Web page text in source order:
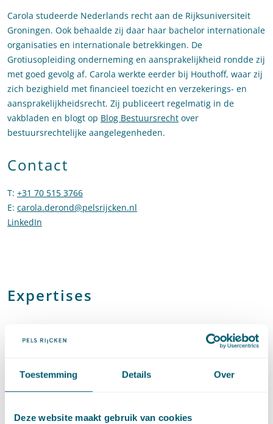
Toestemming Details Over
Deze website maakt gebruik van cookies
Carola studeerde Nederlands recht aan de Rijksuniversiteit
Groningen. Ook behaalde zij daar haar bachelor internationale
organisaties en internationale betrekkingen. De
Grotiusopleiding onderneming en aansprakelijkheid rondde zij
met goed gevolg af. Carola werkte eerder bij Houthoff, waar zij
zich bezighield met financieel toezicht en verzekerings- en
aansprakelijkheidsrecht. Zij publiceert regelmatig in de
vakbladen en blogt op Blog Bestuursrecht over
bestuursrechtelijke aangelegenheden.
Contact
T: +31 70 515 3766
E: carola.derond@pelsrijcken.nl
LinkedIn
Expertises
Bestuursrecht
Toezicht en handhaving